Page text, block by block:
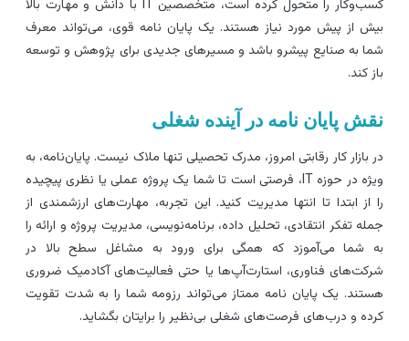
کسب‌وکار را متحول کرده است، متخصصین IT با دانش و مهارت بالا
از پیش مورد نیاز هستند. یک پایان نامه قوی، می‌تواند معرف
به صنایع پیشرو باشد و مسیرهای جدیدی برای پژوهش و توسعه
کند.
پایان نامه در آینده شغلی
بازار کار رقابتی امروز، مدرک تحصیلی تنها ملاک نیست. پایان‌نامه، به
ویژه در حوزه IT، فرصتی است تا شما یک پروژه عملی یا نظری پیچیده
از ابتدا تا انتها مدیریت کنید. این تجربه، مهارت‌های ارزشمندی از
تفکر انتقادی، تحلیل داده، برنامه‌نویسی، مدیریت پروژه و ارائه را
شما می‌آموزد که همگی برای ورود به مشاغل سطح بالا در
فناوری، استارت‌آپ‌ها یا حتی فعالیت‌های آکادمیک ضروری
یک پایان نامه ممتاز می‌تواند رزومه شما را به شدت تقویت
و درب‌های فرصت‌های شغلی بی‌نظیر را برایتان بگشاید.